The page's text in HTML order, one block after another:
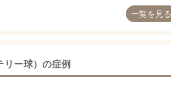
一覧を見る
リー球）の症例